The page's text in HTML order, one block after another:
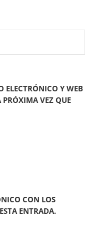
ELECTRÓNICO Y WEB
PRÓXIMA VEZ QUE
CON LOS
ENTRADA.